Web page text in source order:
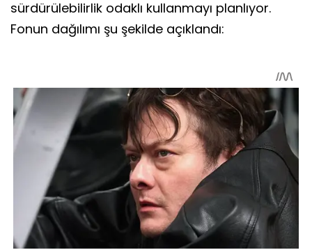
sürdürülebilirlik odaklı kullanmayı planlıyor.
Fonun dağılımı şu şekilde açıklandı: